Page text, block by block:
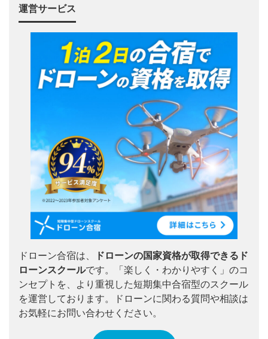
運営サービス
ドローン合宿は、
ドローンの国家資格が取得できるド
ローンスクールです。「楽しく・わかりやすく」のコ
ンセプトを、より重視した短期集中合宿型のスクール
を運営しております。ドローンに関わる質問や相談は
お気軽にお問い合わせください。